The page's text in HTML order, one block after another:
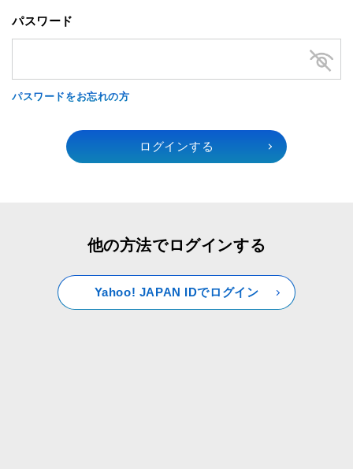
パスワード
パスワードをお忘れの方
他の方法でログインする
Yahoo! JAPAN IDでログイン